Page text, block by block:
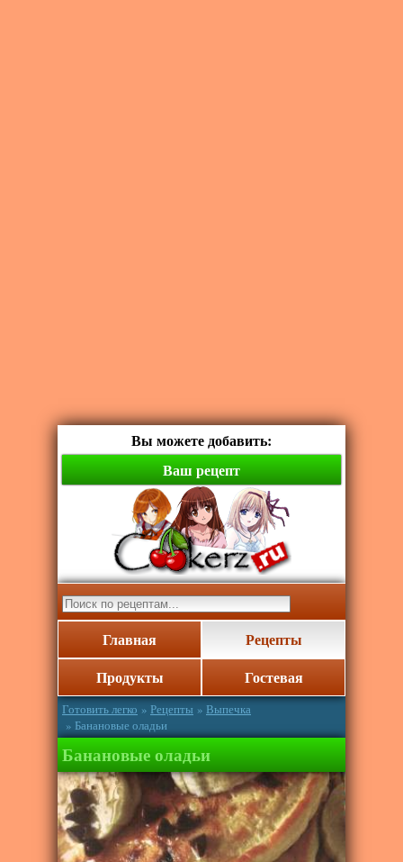
Вы можете добавить:
Ваш рецепт
Главная
Рецепты
Продукты
Гостевая
Готовить легко » Рецепты » Выпечка
» Банановые оладьи
Банановые оладьи